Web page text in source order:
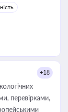
+18
перевірками,